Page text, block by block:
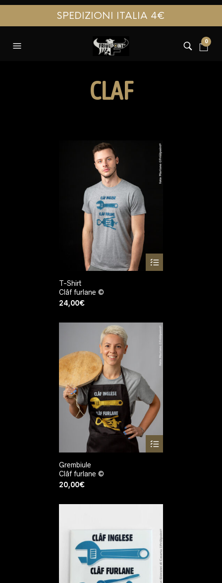
SPEDIZIONI ITALIA 4€
0
CLAF
T-Shirt
Clâf furlane ©
24,00€
Grembiule
Clâf furlane ©
20,00€